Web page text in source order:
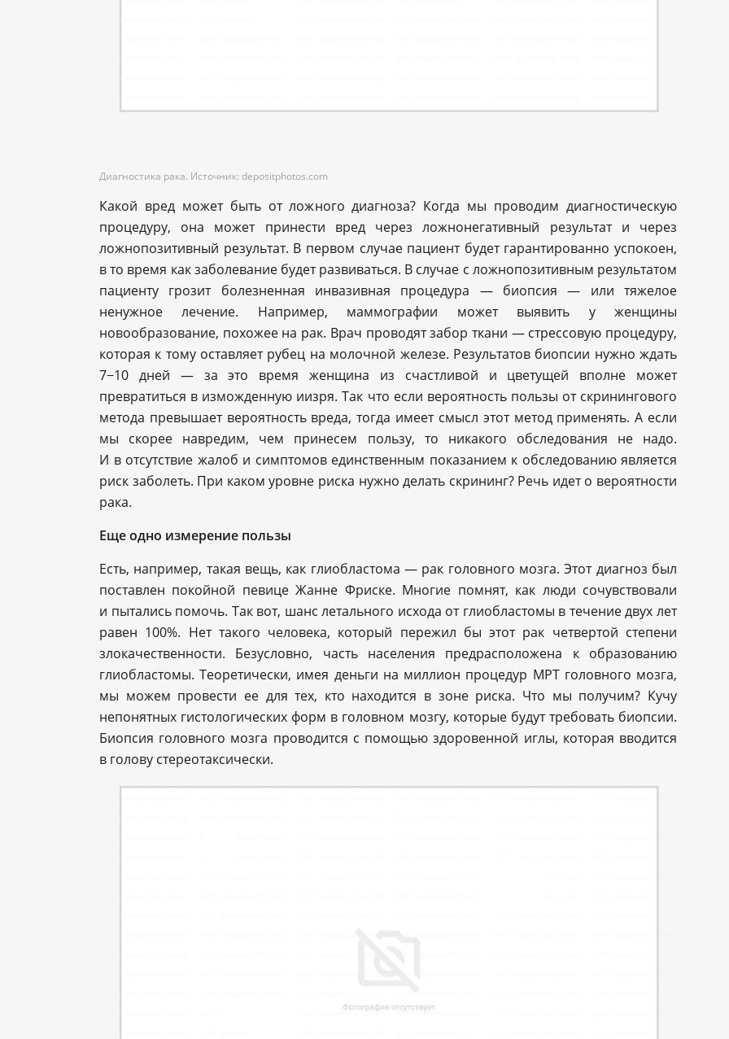
Диагностика рака. Источник: depositphotos.com
Какой вред может быть от ложного диагноза? Когда мы проводим диагностическую
процедуру, она может принести вред через ложнонегативный результат и через
ложнопозитивный результат. В первом случае пациент будет гарантированно успокоен,
в то время как заболевание будет развиваться. В случае с ложнопозитивным результатом
пациенту грозит болезненная инвазивная процедура — биопсия — или тяжелое
ненужное лечение. Например, маммографии может выявить у женщины
новообразование, похожее на рак. Врач проводят забор ткани — стрессовую процедуру,
которая к тому оставляет рубец на молочной железе. Результатов биопсии нужно ждать
7−10 дней — за это время женщина из счастливой и цветущей вполне может
превратиться в изможденную иизря. Так что если вероятность пользы от скринингового
метода превышает вероятность вреда, тогда имеет смысл этот метод применять. А если
мы скорее навредим, чем принесем пользу, то никакого обследования не надо.
И в отсутствие жалоб и симптомов единственным показанием к обследованию является
риск заболеть. При каком уровне риска нужно делать скрининг? Речь идет о вероятности
рака.
Еще одно измерение пользы
Есть, например, такая вещь, как глиобластома — рак головного мозга. Этот диагноз был
поставлен покойной певице Жанне Фриске. Многие помнят, как люди сочувствовали
и пытались помочь. Так вот, шанс летального исхода от глиобластомы в течение двух лет
равен 100%. Нет такого человека, который пережил бы этот рак четвертой степени
злокачественности. Безусловно, часть населения предрасположена к образованию
глиобластомы. Теоретически, имея деньги на миллион процедур МРТ головного мозга,
мы можем провести ее для тех, кто находится в зоне риска. Что мы получим? Кучу
непонятных гистологических форм в головном мозгу, которые будут требовать биопсии.
Биопсия головного мозга проводится с помощью здоровенной иглы, которая вводится
в голову стереотаксически.